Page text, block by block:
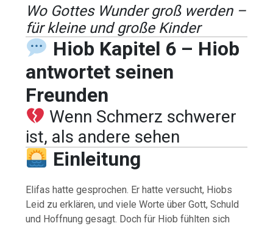
Wo Gottes Wunder groß werden –
für kleine und große Kinder
Hiob Kapitel 6 – Hiob
antwortet seinen
Freunden
Wenn Schmerz schwerer
ist, als andere sehen
Einleitung
Elifas hatte gesprochen. Er hatte versucht, Hiobs
Leid zu erklären, und viele Worte über Gott, Schuld
und Hoffnung gesagt. Doch für Hiob fühlten sich